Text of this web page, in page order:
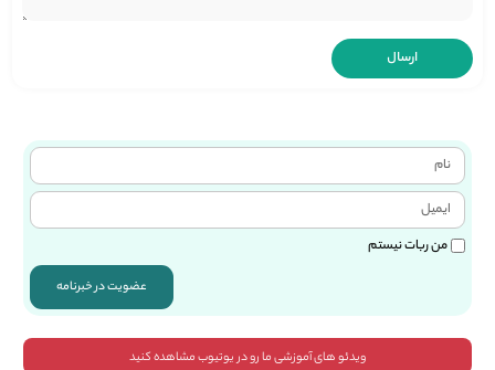
من ربات نیستم
عضویت در خبرنامه
ویدئو های آموزشی ما رو در یوتیوب مشاهده کنید